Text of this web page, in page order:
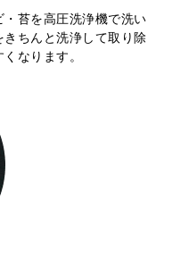
苔を高圧洗浄機で洗い
ちんと洗浄して取り除
なります。